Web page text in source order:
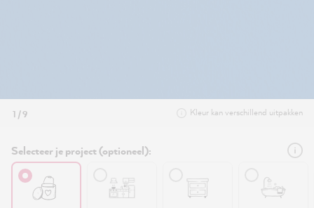
1 / 9 Kleur kan verschillend uitpakken
Selecteer je project (optioneel):